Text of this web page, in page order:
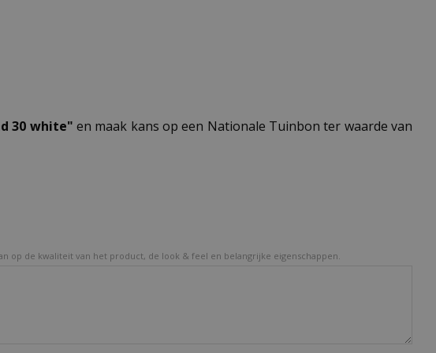
30 white" en maak kans op een Nationale Tuinbon ter waarde van
op de kwaliteit van het product, de look & feel en belangrijke eigenschappen.